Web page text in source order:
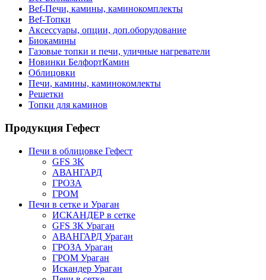
Bef-Печи, камины, каминокомплекты
Bef-Топки
Аксессуары, опции, доп.оборудование
Биокамины
Газовые топки и печи, уличные нагреватели
Новинки БелфортКамин
Облицовки
Печи, камины, каминокомлекты
Решетки
Топки для каминов
Продукция Гефест
Печи в облицовке Гефест
GFS 3K
АВАНГАРД
ГРОЗА
ГРОМ
Печи в сетке и Ураган
ИСКАНДЕР в сетке
GFS ЗК Ураган
АВАНГАРД Ураган
ГРОЗА Ураган
ГРОМ Ураган
Искандер Ураган